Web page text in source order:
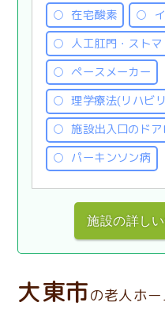
在宅酸素
人工肛門・ストマ
ペースメーカー
理学療法(リハビ
施設出入口のドア
パーキンソン病
施設の詳し
大東市の老人ホ